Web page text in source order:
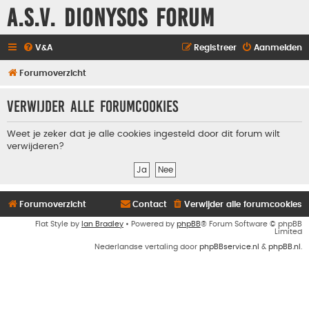
A.S.V. Dionysos Forum
V&A Aanmelden
Registreer
Forumoverzicht
Verwijder alle forumcookies
Weet je zeker dat je alle cookies ingesteld door dit forum wilt
verwijderen?
Forumoverzicht Verwijder alle forumcookies
Contact
Flat Style by Ian Bradley • Powered by phpBB® Forum Software © phpBB
Limited
Nederlandse vertaling door phpBBservice.nl & phpBB.nl